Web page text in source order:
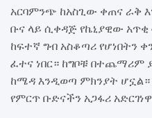
አርባምንጭ ከአስጊው ቀጠና ራቅ
ቡና ላይ ሲቀዳጅ የኬኒያዊው
ከፍተኛ ግብ አስቆጣሪ የሆነበትን
ፈተና ነበር። ከግቦቹ
ከሜዳ እንዲወጣ ምክንያት
የምርጥ ቡድናችን አጋፋሪ